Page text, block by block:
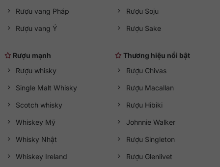
Rượu vang Pháp
Rượu vang Ý
Rượu Soju
Rượu Sake
Rượu mạnh
Rượu whisky
Single Malt Whisky
Scotch whisky
Whiskey Mỹ
Whisky Nhật
Whiskey Ireland
Thương hiệu nổi bật
Rượu Chivas
Rượu Macallan
Rượu Hibiki
Johnnie Walker
Rượu Singleton
Rượu Glenlivet